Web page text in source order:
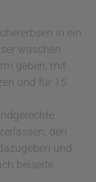
in ein
waschen.
geben, mit
und für 15
den
und
beiseite